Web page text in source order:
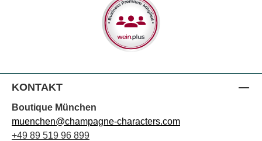
KONTAKT
Boutique München
muenchen@champagne-characters.com
+49 89 519 96 899